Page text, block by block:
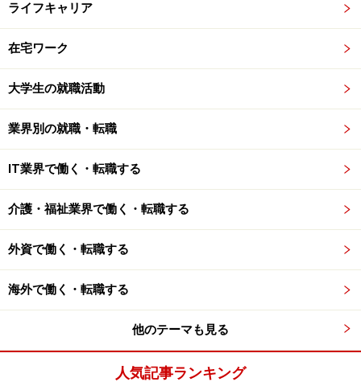
ライフキャリア
在宅ワーク
大学生の就職活動
業界別の就職・転職
IT業界で働く・転職する
介護・福祉業界で働く・転職する
外資で働く・転職する
海外で働く・転職する
他のテーマも見る
人気記事ランキング